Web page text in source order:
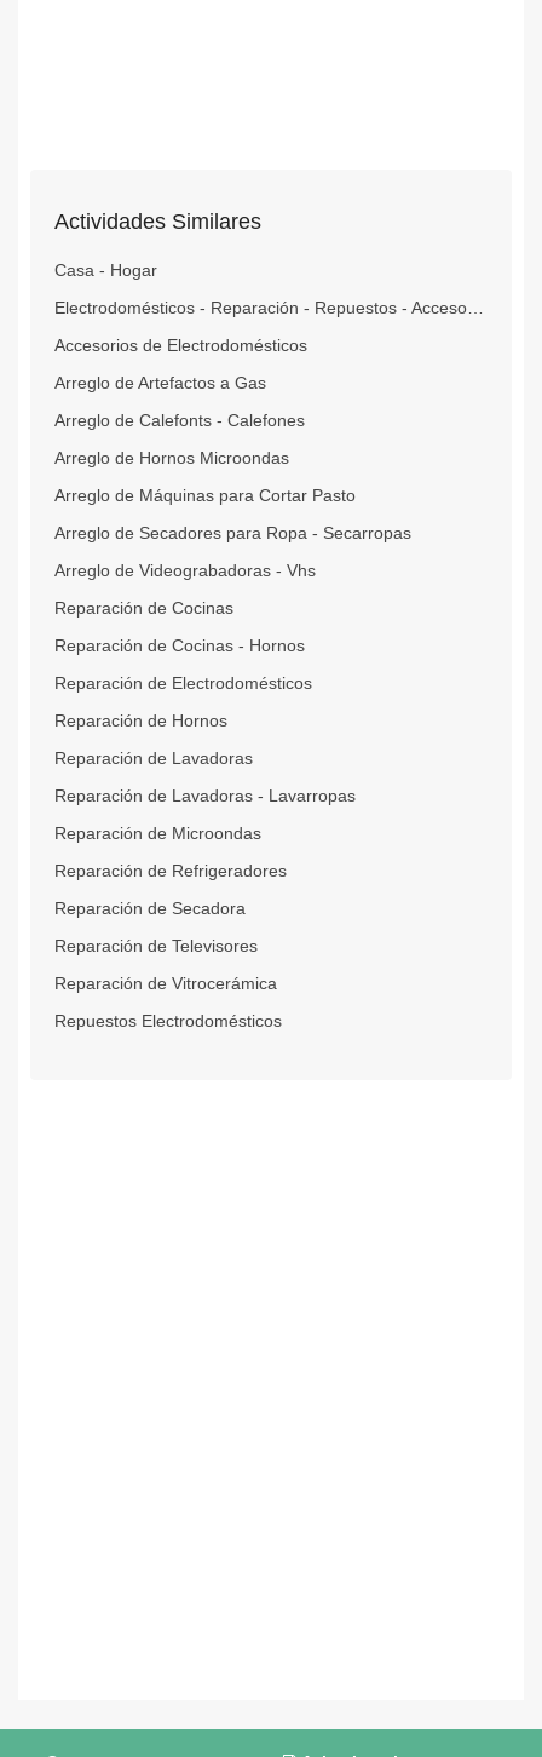
Actividades Similares
Casa - Hogar
Accesorios de Electrodomésticos
Arreglo de Artefactos a Gas
Arreglo de Calefonts - Calefones
Arreglo de Hornos Microondas
Arreglo de Máquinas para Cortar Pasto
Arreglo de Secadores para Ropa - Secarropas
Arreglo de Videograbadoras - Vhs
Reparación de Cocinas
Reparación de Cocinas - Hornos
Reparación de Electrodomésticos
Reparación de Hornos
Reparación de Lavadoras
Reparación de Lavadoras - Lavarropas
Reparación de Microondas
Reparación de Refrigeradores
Reparación de Secadora
Reparación de Televisores
Reparación de Vitrocerámica
Repuestos Electrodomésticos